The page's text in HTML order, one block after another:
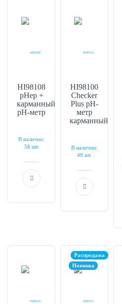
HI98108
pHep +
карманный
рН-метр
В наличии:
58 шт.
HI98100
Checker
Plus рН-
метр
карманный
В наличии:
49 шт.
Распродажа
Новинка